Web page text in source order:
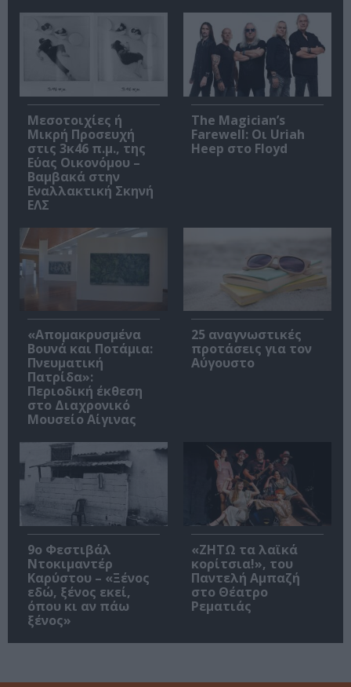
Μεσοτοιχίες ή
Μικρή Προσευχή
στις 3κ46 π.μ., της
Εύας Οικονόμου –
Βαμβακά στην
Εναλλακτική Σκηνή
ΕΛΣ
The Magician’s
Farewell: Οι Uriah
Heep στο Floyd
«Απομακρυσμένα
Βουνά και Ποτάμια:
Πνευματική
Πατρίδα»:
Περιοδική έκθεση
στο Διαχρονικό
Μουσείο Αίγινας
25 αναγνωστικές
προτάσεις για τον
Αύγουστο
9ο Φεστιβάλ
Ντοκιμαντέρ
Καρύστου – «Ξένος
εδώ, ξένος εκεί,
όπου κι αν πάω
ξένος»
«ΖΗΤΩ τα λαϊκά
κορίτσια!», του
Παντελή Αμπαζή
στο Θέατρο
Ρεματιάς